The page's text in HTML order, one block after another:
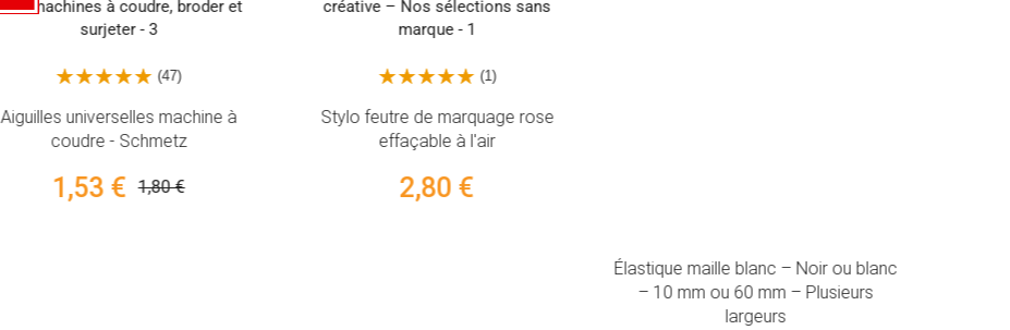
(47)
Aiguilles universelles machine à
coudre - Schmetz
1,53 € 1,80 €
(1)
Stylo feutre de marquage rose
effaçable à l'air
2,80 €